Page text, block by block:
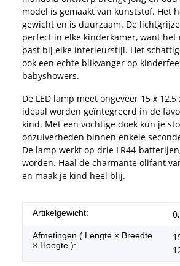
model is gemaakt van kunststof. Het
gewicht en is duurzaam. De
perfect in elke kinderkamer, want
past bij elke interieurstijl. Het
ook een echte blikvanger op
babyshowers.
De LED lamp meet ongeveer 15 x
ideaal worden geïntegreerd in de
kind. Met een vochtige doek kun je
onzuiverheden binnen enkele
De lamp werkt op drie LR44-
worden. Haal de charmante olifant
en maak je kind heel blij.
#productDetails.itemInformation#
#productDetails.itemValue#
Artikelgewicht:
Afmetingen ( Lengte × Breedte
× Hoogte ):